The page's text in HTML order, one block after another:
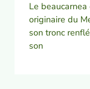
Le
originaire du
son tronc
son